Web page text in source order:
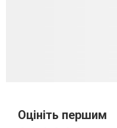
Оцініть першим